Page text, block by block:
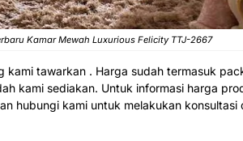
Kamar Mewah Luxurious Felicity TTJ-2667
tawarkan . Harga sudah termasuk
kami sediakan. Untuk informasi harga
hubungi kami untuk melakukan konsultasi